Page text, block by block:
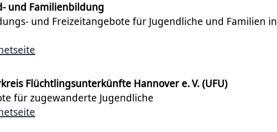
und Familienbildung
und Freizeitangebote für Jugendliche und Familien in
Flüchtlingsunterkünfte Hannover e. V. (UFU)
für zugewanderte Jugendliche